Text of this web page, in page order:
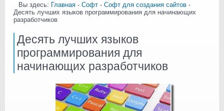
Вы здесь: Главная - Софт - Софт для создания сайтов -
Десять лучших языков программирования для начинающих
разработчиков
Десять лучших языков
программирования для
начинающих разработчиков